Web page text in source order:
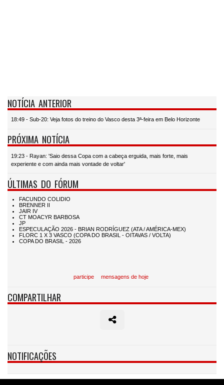
NOTÍCIA ANTERIOR
18:49 - Sub-20: Veja fotos do treino do Vasco desta 3ª-feira em Belo Horizonte
PRÓXIMA NOTÍCIA
19:23 - Rayan: 'Saio dessa Copa com a cabeça erguida, mais forte, mais
experiente e com ainda mais vontade de voltar'
ÚLTIMAS DO FÓRUM
participe mensagens de hoje
COMPARTILHAR
NOTIFICAÇÕES